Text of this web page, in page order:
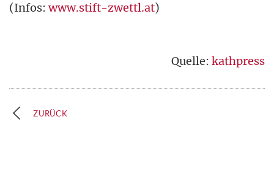
(Infos:www.stift-zwettl.at)
Quelle: kathpress
ZURÜCK